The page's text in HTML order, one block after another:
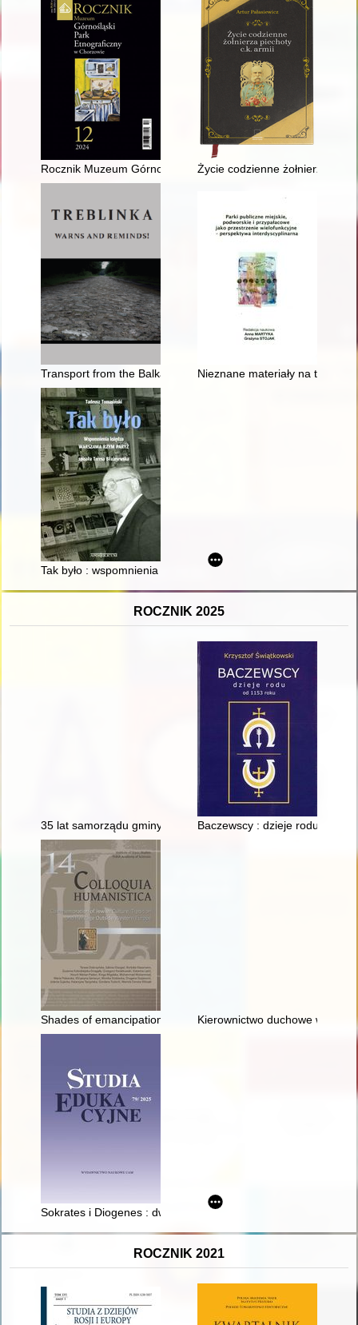
Rocznik Muzeum Górnośląski Park Etnograficzny w
Życie codzienne żołnierza
Transport from the Balkans to Treblinka IINieznane materiały na temat
Tak było : wspomnienia księdza : Warszawa, Rzym, Paryż
ROCZNIK 2025
35 lat samorządu gminy Solec-ZdrójBaczewscy : dzieje rodu od
Shades of emancipation : the missed opportunities and
Kierownictwo duchowe w
Sokrates i Diogenes : dwie antyczne metody edukacji etycznej
ROCZNIK 2021